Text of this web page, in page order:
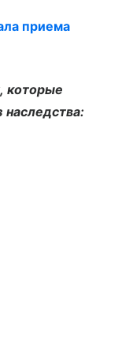
приема
которые
наследства: